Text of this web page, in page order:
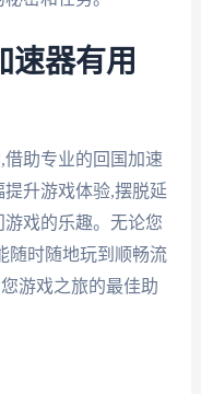
速器有用
助专业的回国加速
升游戏体验,摆脱延
戏的乐趣。无论您
随时随地玩到顺畅流
游戏之旅的最佳助